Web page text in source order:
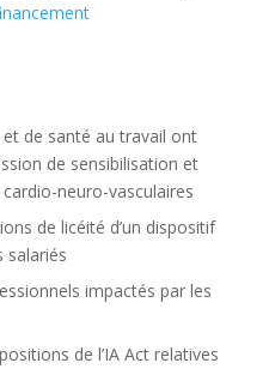
de santé au travail ont
de sensibilisation et
neuro-vasculaires
de licéité d’un dispositif
salariés
impactés par les
de l’IA Act relatives